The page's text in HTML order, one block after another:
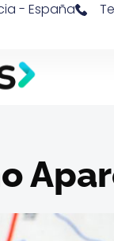
- España